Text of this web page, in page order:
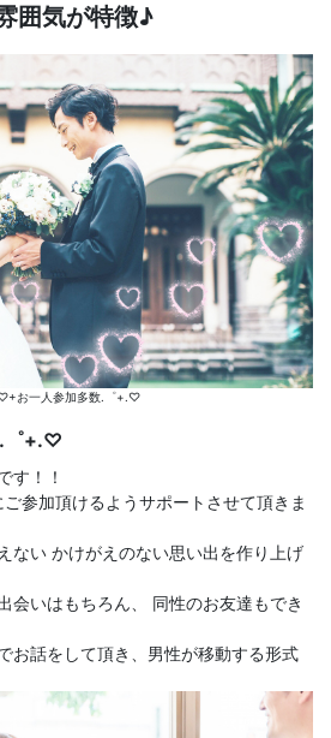
囲気が特徴♪
お一人参加多数.゜+.♡
゜+.♡
す！！
参加頂けるようサポートさせて頂きま
ない かけがえのない思い出を作り上げ
会いはもちろん、 同性のお友達もでき
お話をして頂き、男性が移動する形式